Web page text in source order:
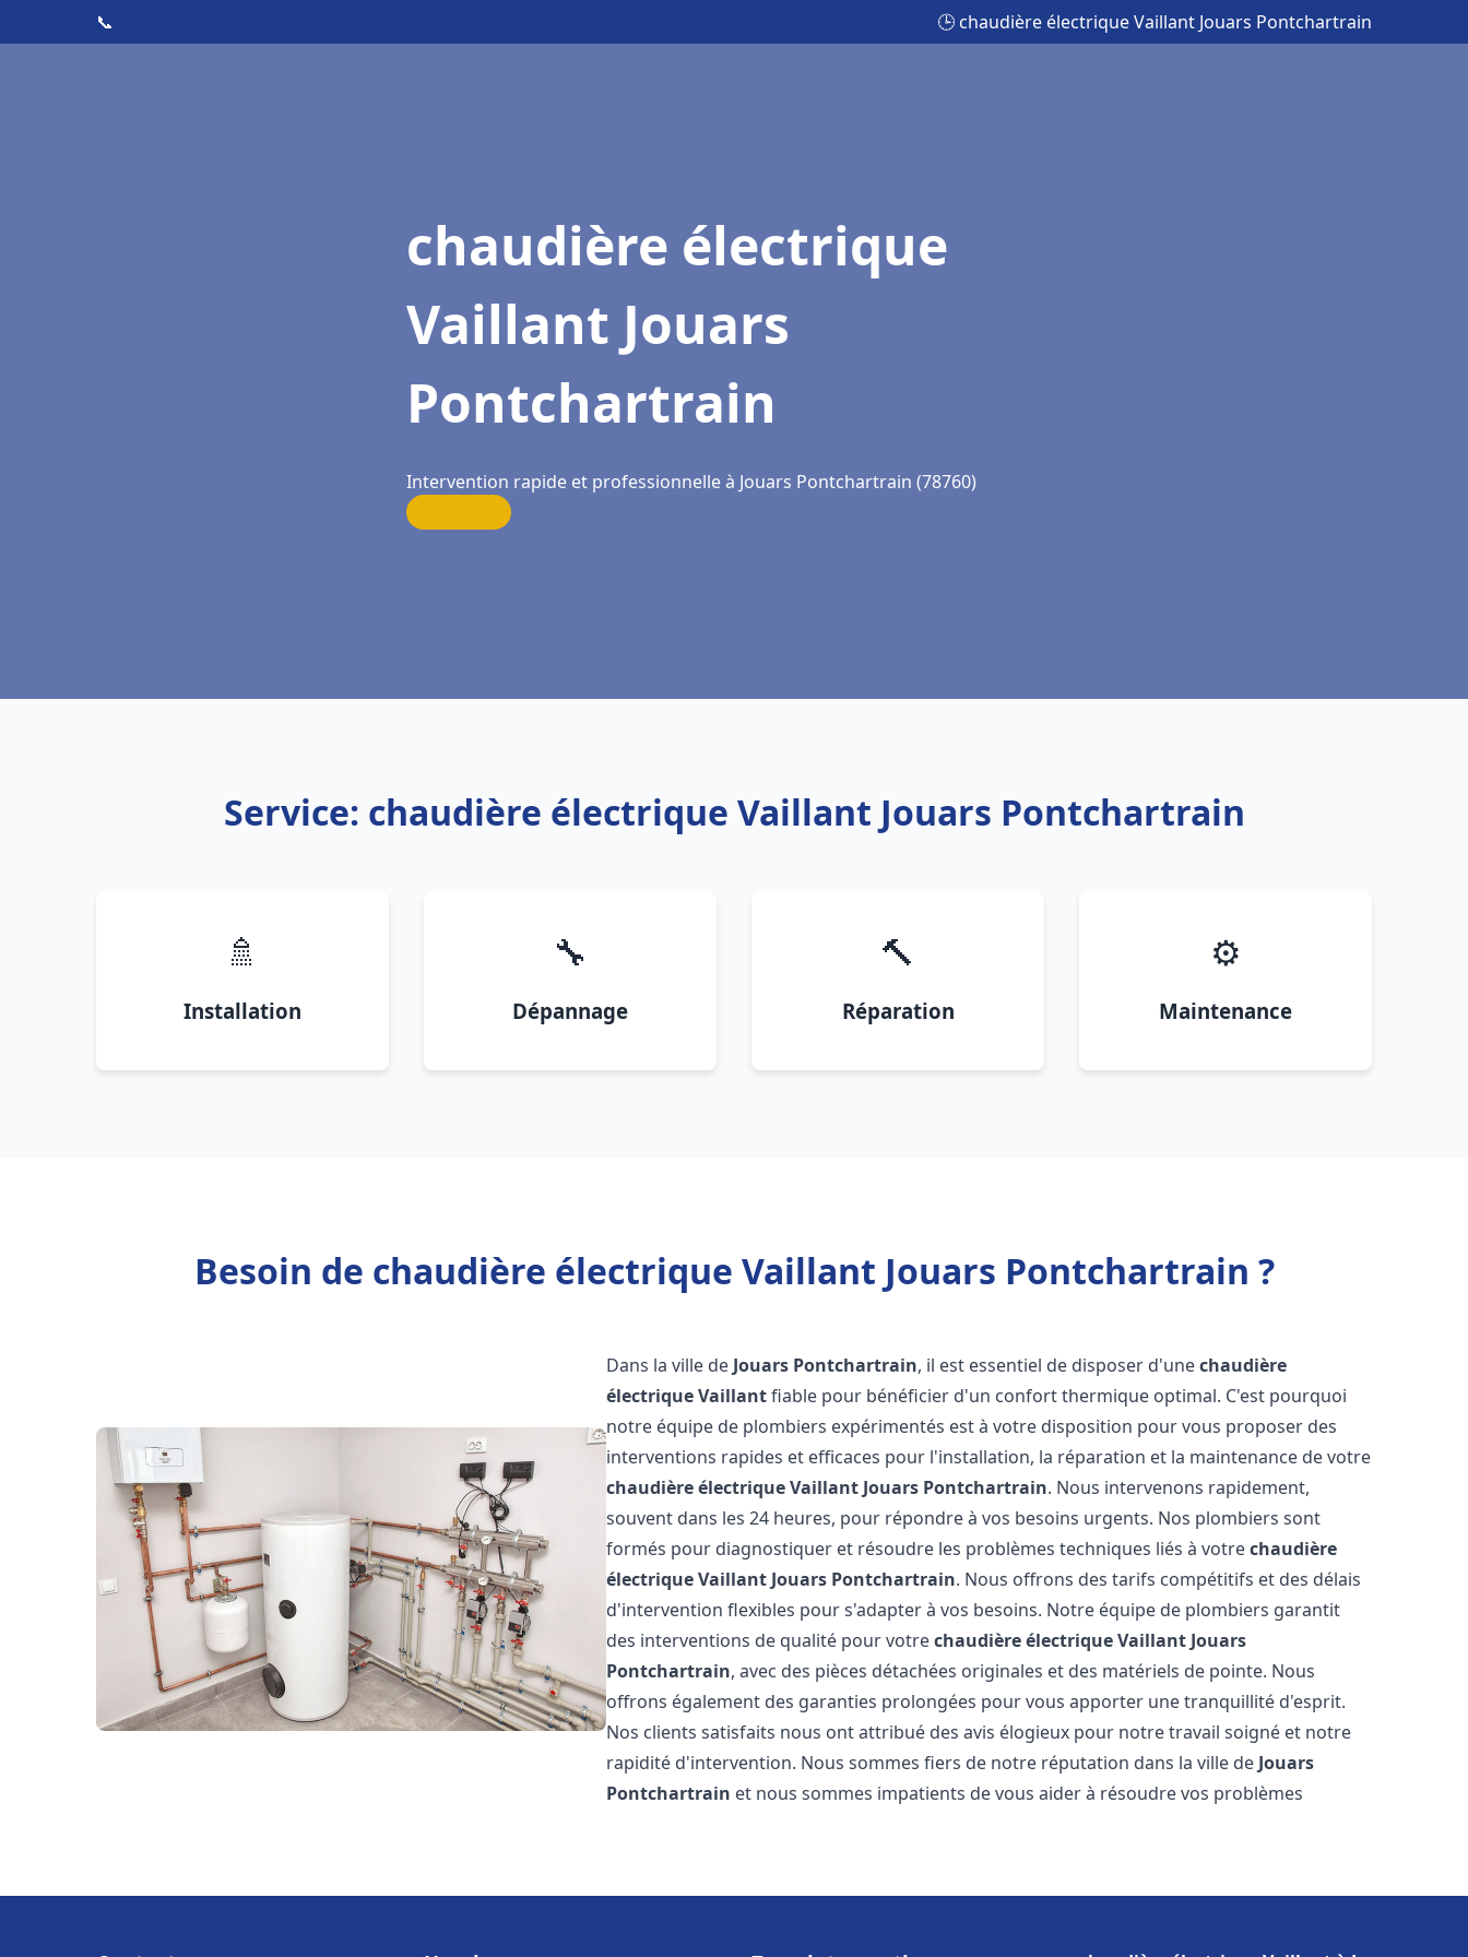
📞 🕒 chaudière électrique Vaillant Jouars Pontchartrain
chaudière électrique
Vaillant Jouars
Pontchartrain
Intervention rapide et professionnelle à Jouars Pontchartrain (78760)
Service: chaudière électrique Vaillant Jouars Pontchartrain
🚿
Installation
🔧
Dépannage
🔨
Réparation
⚙️
Maintenance
Besoin de chaudière électrique Vaillant Jouars Pontchartrain ?
Dans la ville de Jouars Pontchartrain, il est essentiel de disposer d'unechaudière
électrique Vaillantfiable pour bénéficier d'un confort thermique optimal. C'est pourquoi
notre équipe de plombiers expérimentés est à votre disposition pour vous proposer des
interventions rapides et efficaces pour l'installation, la réparation et la maintenance de votre
chaudière électrique Vaillant Jouars Pontchartrain. Nous intervenons rapidement,
souvent dans les 24 heures, pour répondre à vos besoins urgents. Nos plombiers sont
formés pour diagnostiquer et résoudre les problèmes techniques liés à votrechaudière
électrique Vaillant Jouars Pontchartrain. Nous offrons des tarifs compétitifs et des délais
d'intervention flexibles pour s'adapter à vos besoins. Notre équipe de plombiers garantit
des interventions de qualité pour votrechaudière électrique Vaillant Jouars
Pontchartrain, avec des pièces détachées originales et des matériels de pointe. Nous
offrons également des garanties prolongées pour vous apporter une tranquillité d'esprit.
Nos clients satisfaits nous ont attribué des avis élogieux pour notre travail soigné et notre
rapidité d'intervention. Nous sommes fiers de notre réputation dans la ville de Jouars
Pontchartrain et nous sommes impatients de vous aider à résoudre vos problèmes